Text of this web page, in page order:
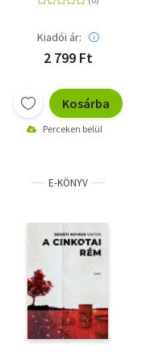
Kiadói ár:
2 799 Ft
Kosárba
Perceken belül
E-KÖNYV